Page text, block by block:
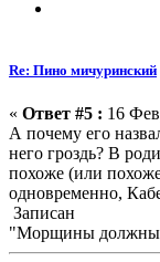
Re: Пино мичуринский
« Ответ #5 : 16
А почему его
него гроздь? В
похоже (или
одновременно,
Записан
"Морщины должны